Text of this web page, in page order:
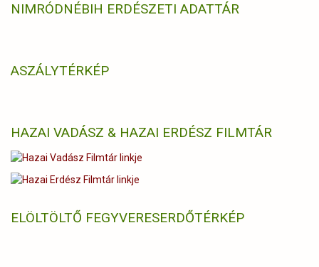
NIMRÓDNÉBIH ERDÉSZETI ADATTÁR
ASZÁLYTÉRKÉP
HAZAI VADÁSZ & HAZAI ERDÉSZ FILMTÁR
ELÖLTÖLTŐ FEGYVERESERDŐTÉRKÉP